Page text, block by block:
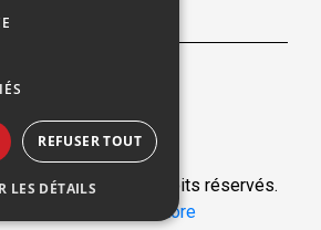
Dunkerque. Tous droits réservés.
Nextlane Livestore
REFUSER TOUT
LES DÉTAILS